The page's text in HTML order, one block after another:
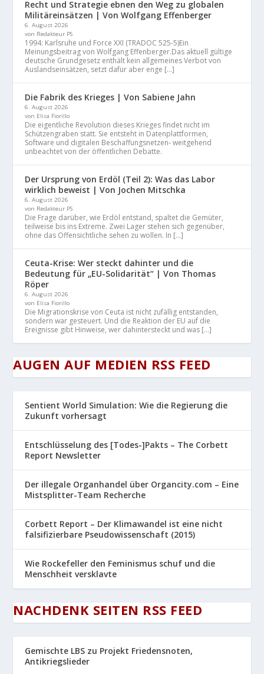
Recht und Strategie ebnen den Weg zu globalen
Militäreinsätzen | Von Wolfgang Effenberger
6. August 2026
von Redakteur PS
1994: Karlsruhe und Force XXI (TRADOC 525-5)Ein
Meinungsbeitrag von Wolfgang Effenberger.Das aktuell gültige
deutsche Grundgesetz enthält kein allgemeines Verbot von
Auslandseinsätzen, setzt dafür aber enge […]
Die Fabrik des Krieges | Von Sabiene Jahn
6. August 2026
von Elisa Fiorillo
Die eigentliche Revolution dieses Krieges findet nicht im
Schützengraben statt. Sie entsteht in Datenplattformen,
Software und digitalen Beschaffungsnetzen- weitgehend
unbeachtet von der öffentlichen Debatte.
Der Ursprung von Erdöl (Teil 2): Was das Labor
wirklich beweist | Von Jochen Mitschka
6. August 2026
von Redakteur PS
Die Frage darüber, wie Erdöl entstand, spaltet die Gemüter,
teilweise bis ins Extreme. Zwei Lager stehen sich gegenüber,
ohne das Offensichtliche sehen zu wollen. In […]
Ceuta-Krise: Wer steckt dahinter und die
Bedeutung für „EU-Solidarität“ | Von Thomas
Röper
6. August 2026
von Elisa Fiorillo
Die Migrationskrise von Ceuta ist nicht zufällig entstanden,
sondern war gesteuert. Und die Reaktion der EU auf die
Ereignisse gibt Hinweise, wer dahintersteckt und was […]
AUGEN AUF MEDIEN RSS FEED
Sentient World Simulation: Wie die Regierung die
Zukunft vorhersagt
Entschlüsselung des [Todes-]Pakts – The Corbett
Report Newsletter
Der illegale Organhandel über Organcity.com – Eine
Mistsplitter-Team Recherche
Corbett Report – Der Klimawandel ist eine nicht
falsifizierbare Pseudowissenschaft (2015)
Wie Rockefeller den Feminismus schuf und die
Menschheit versklavte
NACHDENK SEITEN RSS FEED
Gemischte LBS zu Projekt Friedensnoten,
Antikriegslieder